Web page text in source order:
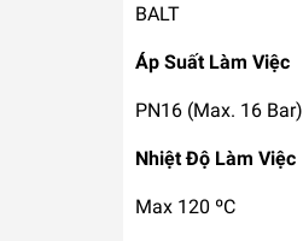
BALT
Áp Suất Làm Việc
PN16 (Max. 16 Bar)
Nhiệt Độ Làm Việc
Max 120 ºC